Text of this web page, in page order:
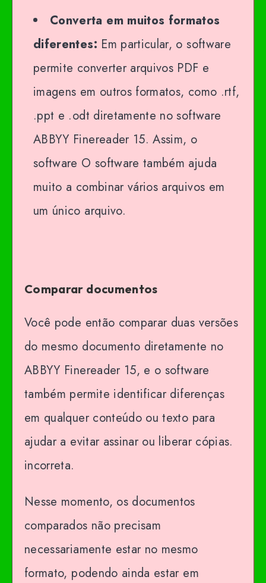
Converta em muitos formatos
diferentes: Em particular, o software
permite converter arquivos PDF e
imagens em outros formatos, como .rtf,
.ppt e .odt diretamente no software
ABBYY Finereader 15. Assim, o
software O software também ajuda
muito a combinar vários arquivos em
um único arquivo.
Comparar documentos
Você pode então comparar duas versões
do mesmo documento diretamente no
ABBYY Finereader 15, e o software
também permite identificar diferenças
em qualquer conteúdo ou texto para
ajudar a evitar assinar ou liberar cópias.
incorreta.
Nesse momento, os documentos
comparados não precisam
necessariamente estar no mesmo
formato, podendo ainda estar em